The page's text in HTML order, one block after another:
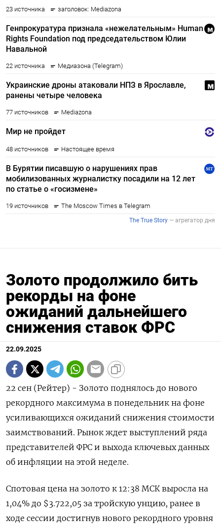
Золото продолжило бить
рекорды на фоне
ожиданий дальнейшего
снижения ставок ФРС
22.09.2025
22 сен (Рейтер) - Золото поднялось до нового
рекордного максимума в понедельник на фоне
усиливающихся ожиданий снижения стоимости
заимствований. Рынок ждет выступлений ряда
представителей ФРС и выхода ключевых данных
об инфляции на этой неделе.
Спотовая цена на золото к 12:38 МСК выросла на
1,04% до $3.722,05​ за тройскую унцию, ранее в
ходе сессии достигнув нового рекордного уровня